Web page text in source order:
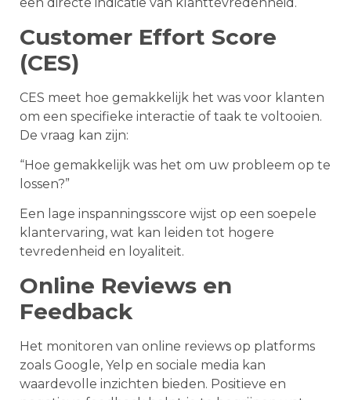
Customer Effort Score
(CES)
CES meet hoe gemakkelijk het was voor klanten
om een specifieke interactie of taak te voltooien.
De vraag kan zijn:
“Hoe gemakkelijk was het om uw probleem op te
lossen?”
Een lage inspanningsscore wijst op een soepele
klantervaring, wat kan leiden tot hogere
tevredenheid en loyaliteit.
Online Reviews en
Feedback
Het monitoren van online reviews op platforms
zoals Google, Yelp en sociale media kan
waardevolle inzichten bieden. Positieve en